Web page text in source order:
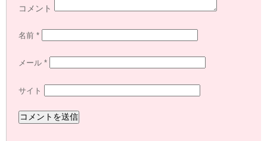
コメント
名前 *
メール *
サイト